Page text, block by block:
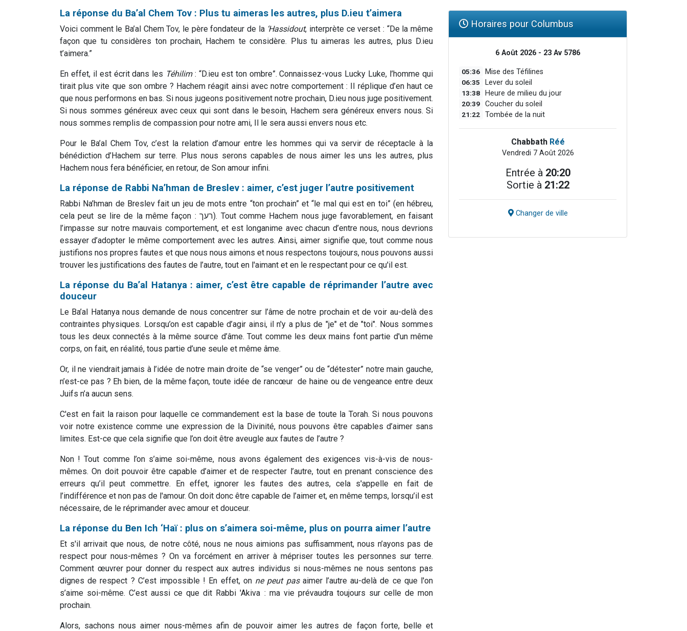
La réponse du Ba’al Chem Tov : Plus tu aimeras les autres, plus D.ieu t’aimera
Voici comment le Ba’al Chem Tov, le père fondateur de la‘Hassidout, interprète ce verset : “De la même
façon que tu considères ton prochain, Hachem te considère. Plus tu aimeras les autres, plus D.ieu
t’aimera.”
En effet, il est écrit dans les Téhilim: “D.ieu est ton ombre”. Connaissez-vous Lucky Luke, l’homme qui
tirait plus vite que son ombre ? Hachem réagit ainsi avec notre comportement : Il réplique d’en haut ce
que nous performons en bas. Si nous jugeons positivement notre prochain, D.ieu nous juge positivement.
Si nous sommes généreux avec ceux qui sont dans le besoin, Hachem sera généreux envers nous. Si
nous sommes remplis de compassion pour notre ami, Il le sera aussi envers nous etc.
Pour le Ba’al Chem Tov, c’est la relation d’amour entre les hommes qui va servir de réceptacle à la
bénédiction d’Hachem sur terre. Plus nous serons capables de nous aimer les uns les autres, plus
Hachem nous fera bénéficier, en retour, de Son amour infini.
La réponse de Rabbi Na’hman de Breslev : aimer, c’est juger l’autre positivement
Rabbi Na’hman de Breslev fait un jeu de mots entre “ton prochain” et “le mal qui est en toi” (en hébreu,
cela peut se lire de la même façon : רעך). Tout comme Hachem nous juge favorablement, en faisant
l’impasse sur notre mauvais comportement, et est longanime avec chacun d’entre nous, nous devrions
essayer d’adopter le même comportement avec les autres. Ainsi, aimer signifie que, tout comme nous
justifions nos propres fautes et que nous nous aimons et nous respectons toujours, nous pouvons aussi
trouver les justifications des fautes de l’autre, tout en l'aimant et en le respectant pour ce qu'il est.
La réponse du Ba’al Hatanya : aimer, c’est être capable de réprimander l’autre avec
douceur
Le Ba’al Hatanya nous demande de nous concentrer sur l’âme de notre prochain et de voir au-delà des
contraintes physiques. Lorsqu’on est capable d’agir ainsi, il n'y a plus de "je" et de "toi". Nous sommes
tous les deux connectés à la même source d’âme. Tout comme les deux mains font partie d'un même
corps, on fait, en réalité, tous partie d’une seule et même âme.
Or, il ne viendrait jamais à l’idée de notre main droite de “se venger” ou de “détester” notre main gauche,
n’est-ce pas ? Eh bien, de la même façon, toute idée de rancœur de haine ou de vengeance entre deux
Juifs n’a aucun sens.
C'est en fait la raison pour laquelle ce commandement est la base de toute la Torah. Si nous pouvons
voir notre existence comme une expression de la Divinité, nous pouvons être capables d’aimer sans
limites. Est-ce que cela signifie que l’on doit être aveugle aux fautes de l’autre ?
Non ! Tout comme l’on s’aime soi-même, nous avons également des exigences vis-à-vis de nous-
mêmes. On doit pouvoir être capable d’aimer et de respecter l’autre, tout en prenant conscience des
erreurs qu’il peut commettre. En effet, ignorer les fautes des autres, cela s'appelle en fait de
l’indifférence et non pas de l'amour. On doit donc être capable de l’aimer et, en même temps, lorsqu’il est
nécessaire, de le réprimander avec amour et douceur.
La réponse du Ben Ich ‘Haï : plus on s’aimera soi-même, plus on pourra aimer l’autre
Et s'il arrivait que nous, de notre côté, nous ne nous aimions pas suffisamment, nous n’ayons pas de
respect pour nous-mêmes ? On va forcément en arriver à mépriser toutes les personnes sur terre.
Comment œuvrer pour donner du respect aux autres individus si nous-mêmes ne nous sentons pas
dignes de respect ? C’est impossible ! En effet, on ne peut pas aimer l’autre au-delà de ce que l'on
s’aime soi-même. C’est aussi ce que dit Rabbi 'Akiva : ma vie prévaudra toujours sur celle de mon
prochain.
Alors, sachons nous aimer nous-mêmes afin de pouvoir aimer les autres de façon forte, belle et
Horaires pour Columbus
6 Août 2026 - 23 Av 5786
05:36 Mise des Téfilines
06:35 Lever du soleil
13:38 Heure de milieu du jour
20:39 Coucher du soleil
21:22 Tombée de la nuit
Chabbath Réé
Vendredi 7 Août 2026
Entrée à 20:20
Sortie à 21:22
Changer de ville